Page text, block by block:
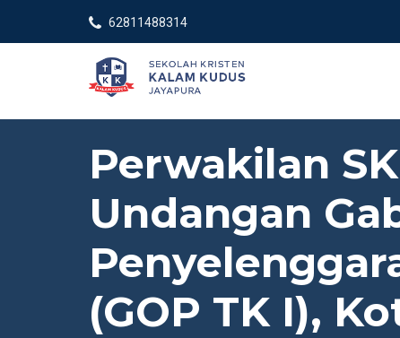
62811488314
Perwakilan
Undangan
(GOP TK I),